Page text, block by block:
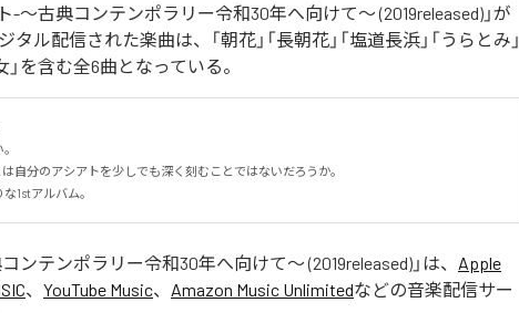
-〜古典コンテンポラリー令和30年へ向けて〜 (2019released)」が
ル配信された楽曲は、「朝花」「長朝花」「塩道長浜」「うらとみ」
」を含む全6曲となっている。
自分のアシアトを少しでも深く刻むことではないだろうか。
1stアルバム。
ンテンポラリー令和30年へ向けて〜 (2019released) 」は、 Apple
、 YouTube Music、 Amazon Music Unlimitedなどの音楽配信サー